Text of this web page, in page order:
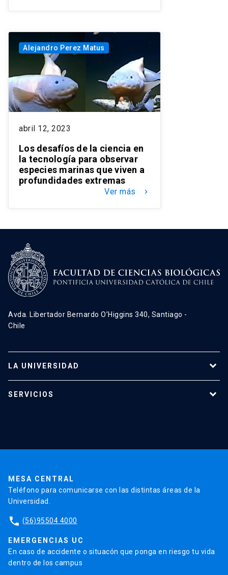
Alejandro Perez Matus
abril 12, 2023
Los desafíos de la ciencia en
la tecnología para observar
especies marinas que viven a
profundidades extremas
Ver más keyboard_arrow_right
Avda. Libertador Bernardo O’Higgins 340, Santiago -
Chile
LA UNIVERSIDAD
SERVICIOS
MESA CENTRAL
Teléfono para comunicarse con las distintas áreas de la
Universidad.
phone (56)95504 4000
EMERGENCIAS UC
En caso de accidente o situacón que ponga en riesgo tu vida
dentro de los campus